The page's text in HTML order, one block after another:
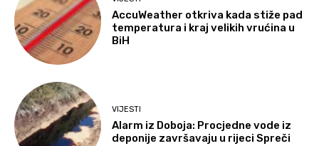
AccuWeather otkriva kada stiže pad
temperatura i kraj velikih vrućina u
BiH
VIJESTI
Alarm iz Doboja: Procjedne vode iz
deponije završavaju u rijeci Spreči